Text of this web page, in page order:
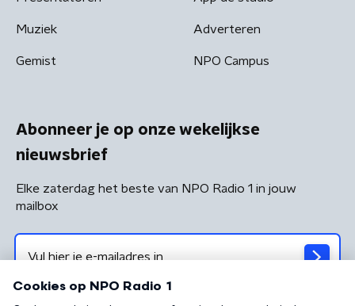
Muziek
Gemist
Adverteren
NPO Campus
Abonneer je op onze wekelijkse
nieuwsbrief
Elke zaterdag het beste van NPO Radio 1 in jouw
mailbox